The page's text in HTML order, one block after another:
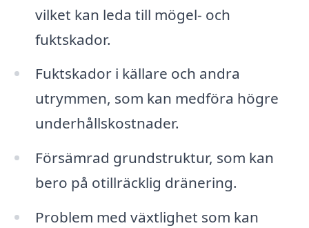
vilket kan leda till mögel- och
fuktskador.
Fuktskador i källare och andra
utrymmen, som kan medföra högre
underhållskostnader.
Försämrad grundstruktur, som kan
bero på otillräcklig dränering.
Problem med växtlighet som kan